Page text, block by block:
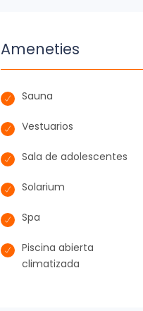
Ameneties
Sauna
Vestuarios
Sala de adolescentes
Solarium
Spa
Piscina abierta
climatizada